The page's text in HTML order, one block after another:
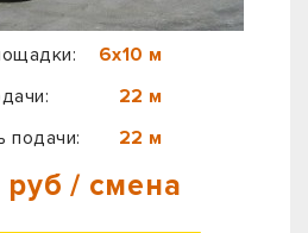
6х10 м
22 м
подачи:
22 м
руб / смена